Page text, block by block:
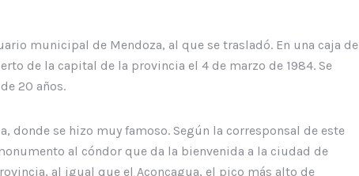
municipal de Mendoza, al que se trasladó. En una caja de
de la capital de la provincia el 4 de marzo de 1984. Se
20 años.
donde se hizo muy famoso. Según la corresponsal de este
al cóndor que da la bienvenida a la ciudad de
al igual que el Aconcagua, el pico más alto de